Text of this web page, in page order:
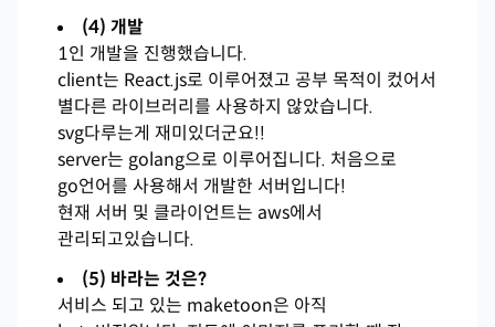
(4) 개발
1인 개발을 진행했습니다.
client는 React.js로 이루어졌고 공부 목적이 컸어서
별다른 라이브러리를 사용하지 않았습니다.
svg다루는게 재미있더군요!!
server는 golang으로 이루어집니다. 처음으로
go언어를 사용해서 개발한 서버입니다!
현재 서버 및 클라이언트는 aws에서
관리되고있습니다.
(5) 바라는 것은?
서비스 되고 있는 maketoon은 아직